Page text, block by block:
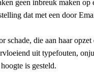
geen inbreuk maken
dat met een door
die aan haar
uit typefouten,
is gesteld.